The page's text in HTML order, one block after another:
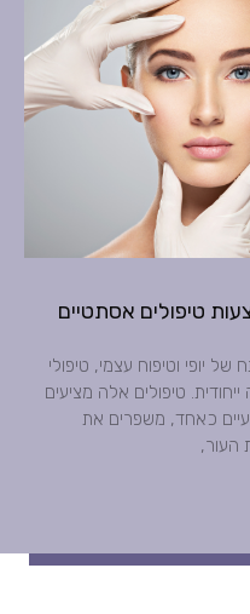
טיפולים אסתטיים
יופי וטיפוח עצמי, טיפולי
טיפולים אלה מציעים
כאחד, משפרים את
העור,